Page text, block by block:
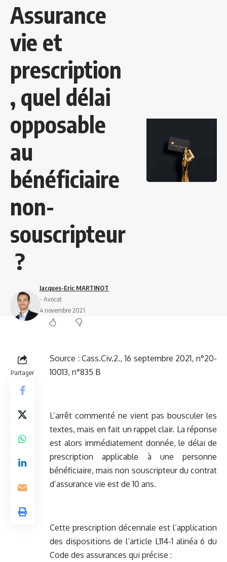
Assurance
vie et
prescription
, quel délai
opposable
au
bénéficiaire
non-
souscripteur
?
Jacques-Eric MARTINOT
- Avocat
4 novembre 2021
Partager
Source :Cass.Civ.2., 16 septembre 2021, n°20-
10013, n°835 B
L’arrêt commenté ne vient pas bousculer les
textes, mais en fait un rappel clair. La réponse
est alors immédiatement donnée, le délai de
prescription applicable à une personne
bénéficiaire, mais non souscripteur du contrat
d’assurance vie est de 10 ans.
Cette prescription décennale est l’application
des dispositions de l’article L114-1 alinéa 6 du
Code des assurances qui précise :